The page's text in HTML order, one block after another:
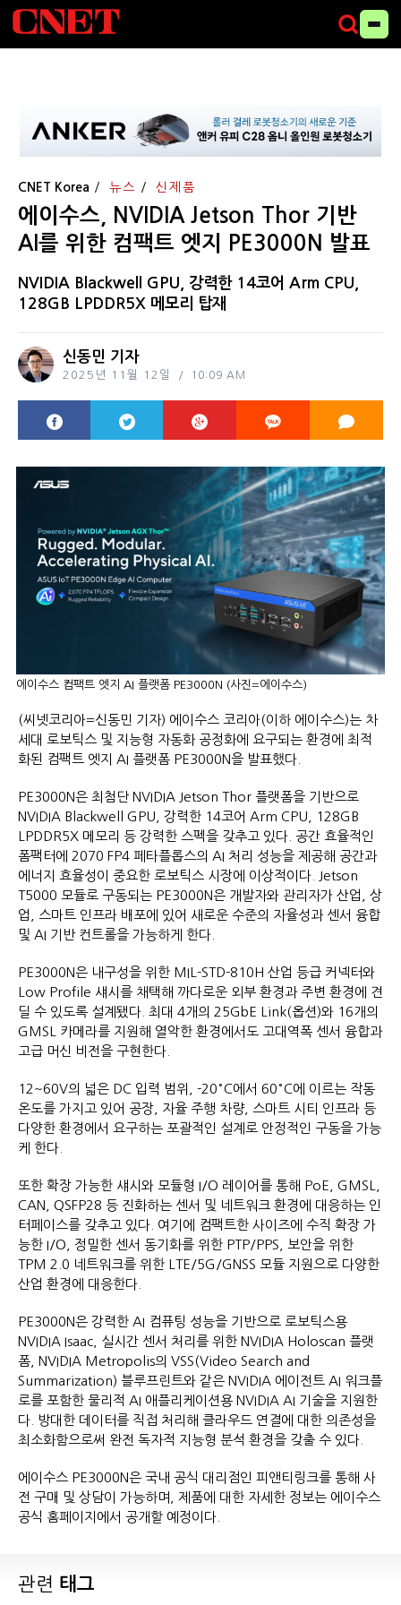
CNET Korea 뉴스 신제품
에이수스, NVIDIA Jetson Thor 기반
AI를 위한 컴팩트 엣지 PE3000N 발표
NVIDIA Blackwell GPU, 강력한 14코어 Arm CPU,
128GB LPDDR5X 메모리 탑재
신동민 기자
2025년 11월 12일 10:09 AM
에이수스 컴팩트 엣지 AI 플랫폼 PE3000N (사진=에이수스)
(씨넷코리아=신동민 기자) 에이수스 코리아(이하 에이수스)는 차
세대 로보틱스 및 지능형 자동화 공정화에 요구되는 환경에 최적
화된 컴팩트 엣지 AI 플랫폼 PE3000N을 발표했다.
PE3000N은 최첨단 NVIDIA Jetson Thor 플랫폼을 기반으로
NVIDIA Blackwell GPU, 강력한 14코어 Arm CPU, 128GB
LPDDR5X 메모리 등 강력한 스펙을 갖추고 있다. 공간 효율적인
폼팩터에 2070 FP4 페타플롭스의 AI 처리 성능을 제공해 공간과
에너지 효율성이 중요한 로보틱스 시장에 이상적이다. Jetson
T5000 모듈로 구동되는 PE3000N은 개발자와 관리자가 산업, 상
업, 스마트 인프라 배포에 있어 새로운 수준의 자율성과 센서 융합
및 AI 기반 컨트롤을 가능하게 한다.
PE3000N은 내구성을 위한 MIL-STD-810H 산업 등급 커넥터와
Low Profile 섀시를 채택해 까다로운 외부 환경과 주변 환경에 견
딜 수 있도록 설계됐다. 최대 4개의 25GbE Link(옵션)와 16개의
GMSL 카메라를 지원해 열악한 환경에서도 고대역폭 센서 융합과
고급 머신 비전을 구현한다.
12~60V의 넓은 DC 입력 범위, -20°C에서 60°C에 이르는 작동
온도를 가지고 있어 공장, 자율 주행 차량, 스마트 시티 인프라 등
다양한 환경에서 요구하는 포괄적인 설계로 안정적인 구동을 가능
케 한다.
또한 확장 가능한 섀시와 모듈형 I/O 레이어를 통해 PoE, GMSL,
CAN, QSFP28 등 진화하는 센서 및 네트워크 환경에 대응하는 인
터페이스를 갖추고 있다. 여기에 컴팩트한 사이즈에 수직 확장 가
능한 I/O, 정밀한 센서 동기화를 위한 PTP/PPS, 보안을 위한
TPM 2.0 네트워크를 위한 LTE/5G/GNSS 모듈 지원으로 다양한
산업 환경에 대응한다.
PE3000N은 강력한 AI 컴퓨팅 성능을 기반으로 로보틱스용
NVIDIA Isaac, 실시간 센서 처리를 위한 NVIDIA Holoscan 플랫
폼, NVIDIA Metropolis의 VSS(Video Search and
Summarization) 블루프린트와 같은 NVIDIA 에이전트 AI 워크플
로를 포함한 물리적 AI 애플리케이션용 NVIDIA AI 기술을 지원한
다. 방대한 데이터를 직접 처리해 클라우드 연결에 대한 의존성을
최소화함으로써 완전 독자적 지능형 분석 환경을 갖출 수 있다.
에이수스 PE3000N은 국내 공식 대리점인 피앤티링크를 통해 사
전 구매 및 상담이 가능하며, 제품에 대한 자세한 정보는 에이수스
공식 홈페이지에서 공개할 예정이다.
관련 태그